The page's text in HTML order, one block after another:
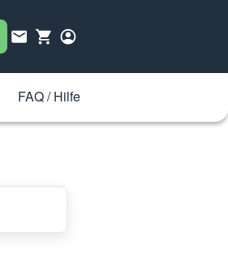
FAQ / Hilfe